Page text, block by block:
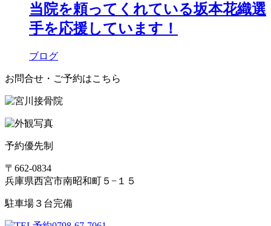
当院を頼ってくれている坂本花織選
手を応援しています！
ブログ
お問合せ・ご予約はこちら
予約優先制
〒662-0834
兵庫県西宮市南昭和町５−１５
駐車場３台完備